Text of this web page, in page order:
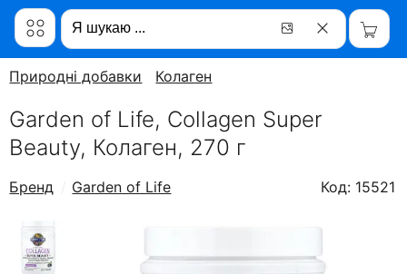
Природні добавки Колаген
Garden of Life, Collagen Super
Beauty, Колаген, 270 г
Бренд Garden of Life Код: 15521